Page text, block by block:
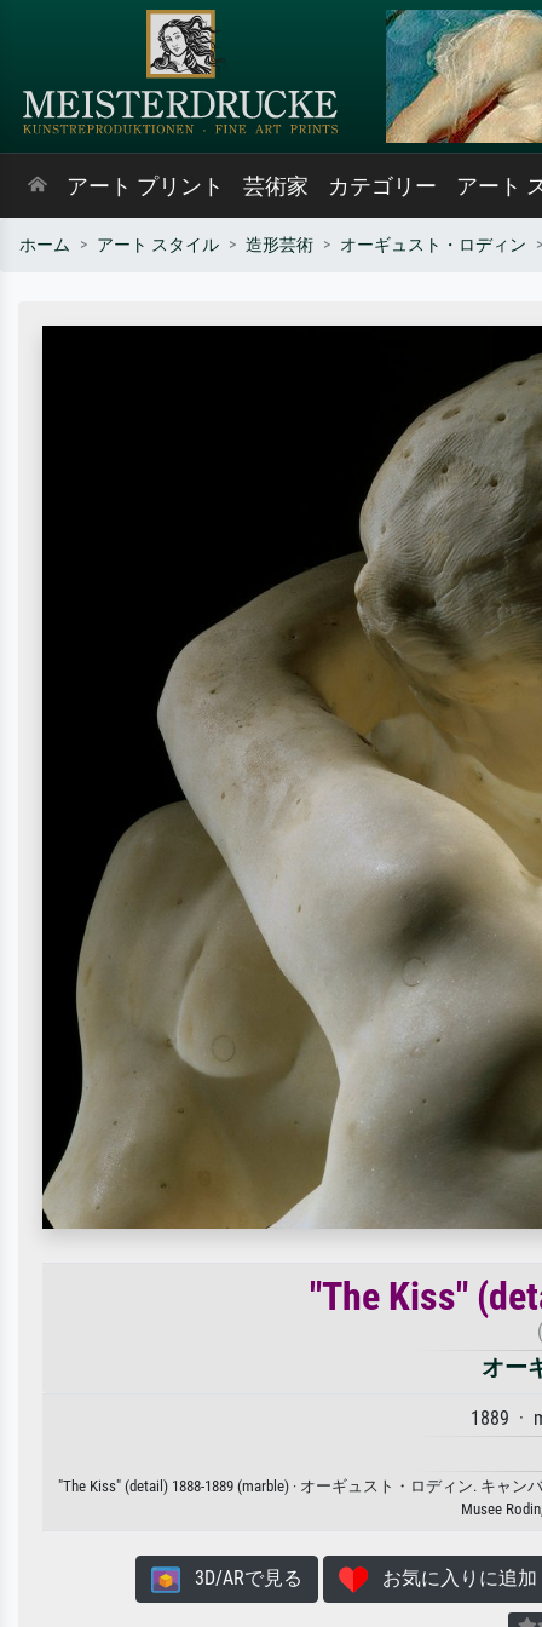
アート プリント 芸術家 カテゴリー アート
ホーム アート スタイル 造形芸術 オーギュスト・ロディン
"The Kiss"
オー
1889 ·
"The Kiss" (detail) 1888-1889 (marble) · オーギュスト・ロディン. キ
Musee
3D/ARで見る お気に入りに追加